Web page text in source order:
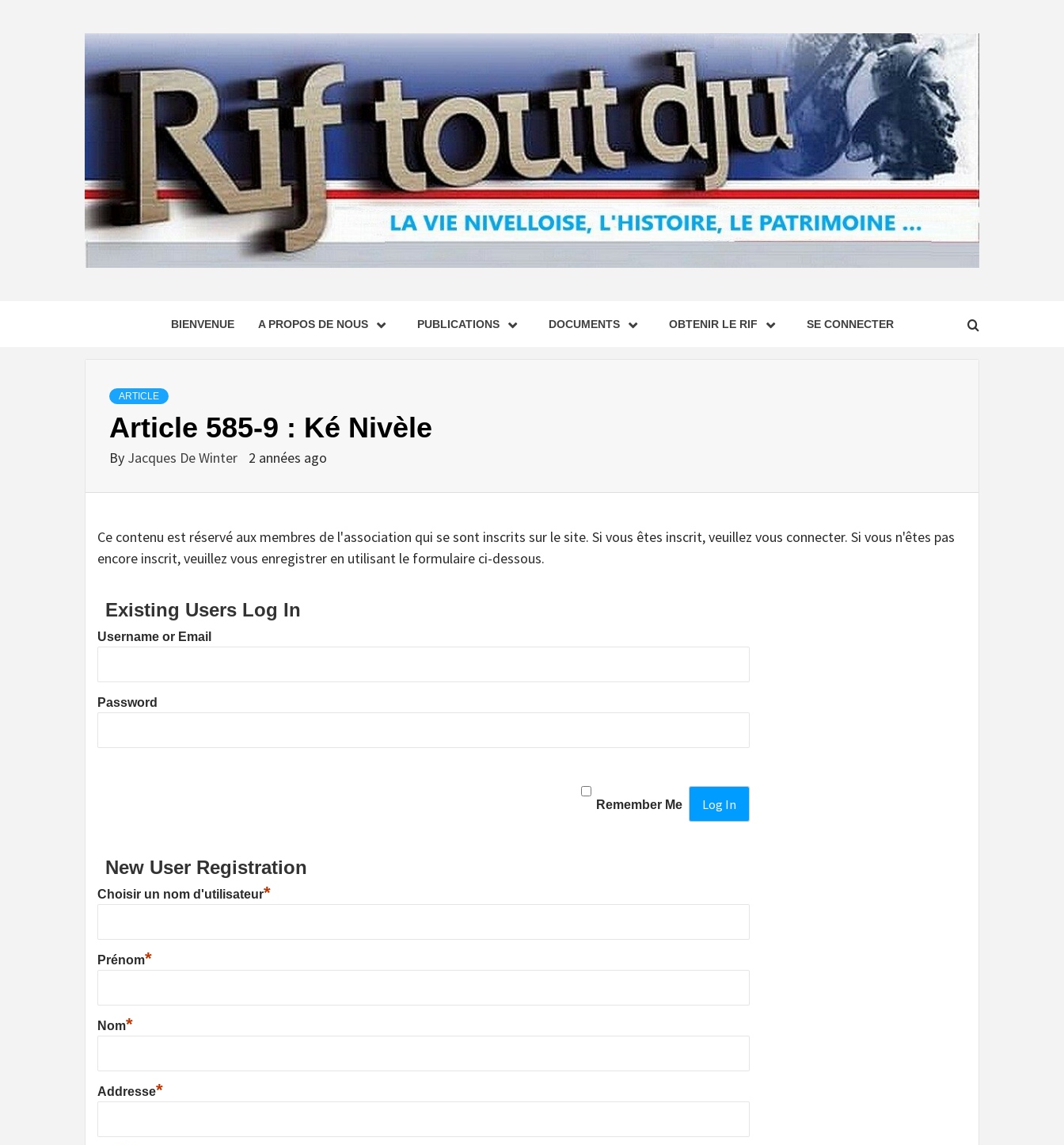
BIENVENUE A PROPOS DE NOUS PUBLICATIONS DOCUMENTS OBTENIR LE RIF SE CONNECTER
ARTICLE
Article 585-9 : Ké Nivèle
By Jacques De Winter 2 années ago
Ce contenu est réservé aux membres de l'association qui se sont inscrits sur le site. Si vous êtes inscrit, veuillez vous connecter. Si vous n'êtes pas
encore inscrit, veuillez vous enregistrer en utilisant le formulaire ci-dessous.
Existing Users Log In
Username or Email
Password
Remember Me
New User Registration
Choisir un nom d'utilisateur*
Prénom*
Nom*
Addresse*